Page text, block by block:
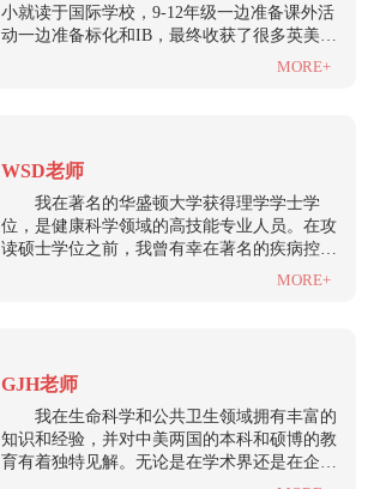
小就读于国际学校，9-12年级一边准备课外活
动一边准备标化和IB，最终收获了很多英美名
校offer如UCBerkeley和UCL等，但是我选择去
间我用自己的经验帮助了许多想要留学的学生
申请，大家最后都成功拿到了美国名校的
offer。对于我来说帮助大家实现梦校offer的这
个过程同样充满了喜悦。作为文书老师，我倾
向于在充分了解学生背景和申请动机后还原一
个可以充分展现学生优点和长处的文书。
MORE+
WSD老师
我在著名的华盛顿大学获得理学学士学
位，是健康科学领域的高技能专业人员。在攻
读硕士学位之前，我曾有幸在著名的疾病控制
和预防中心（CDC）实习。在疾控中心的这段
硕士（MPH）学位，专攻令人着迷的分子流行
病学领域。我的学术成就和职业经历无疑将我
塑造成了一名称职的健康科学专业人员，但我
的举止和工作方法也让我与众不同。我是一个
随和的人，在合作的环境中茁壮成长。我坚信
MORE+
GJH老师
我在生命科学和公共卫生领域拥有丰富的
知识和经验，并对中美两国的本科和硕博的教
育有着独特见解。无论是在学术界还是在企业
中，我都有从业经历，并擅长发现学生个人的